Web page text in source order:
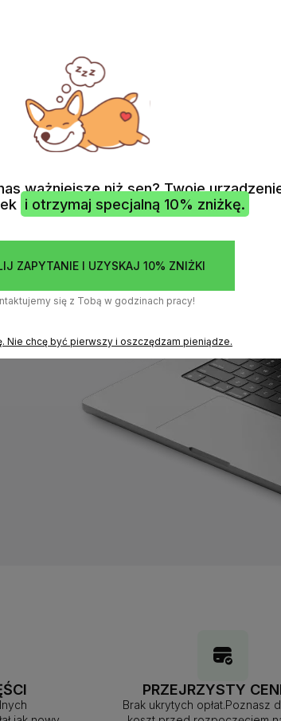
PRZEJRZYSTY
Brak ukrytych opłat.Poznasz
ważniejsze niż sen? Twoje
i otrzymaj specjalną 10% zniżkę.
ZAPYTANIE I UZYSKAJ 10% ZNIŻKI
się z Tobą w godzinach pracy!
Nie chcę być pierwszy i oszczędzam pieniądze.